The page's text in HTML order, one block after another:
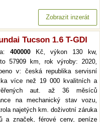
Zobrazit inzerát
Tucson 1.6 T-GDI
400000Kč, výkon 130 kw,
57909 km, rok výroby: 2020,
v: česká republika servisní
více než 19 000 kvalitních a
aut. až 36 měsíců
na mechanický stav vozu,
najetých km. doživotní záruka
a značek, férové ceny, peníze